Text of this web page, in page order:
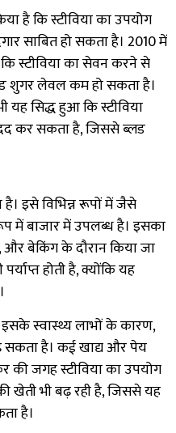
है कि स्टीविया का उपयोग
साबित हो सकता है। 2010में
स्टीविया का सेवन करने से
शुगर लेवल कम हो सकता है।
सिद्ध हुआ कि स्टीविया
कर सकता है,जिससे ब्लड
इसे विभिन्न रूपों में जैसे
बाजार में उपलब्ध है। इसका
,और बेकिंग के दौरान किया जा
होती है,क्योंकि यह
इसके स्वास्थ्य लाभों के कारण,
है। कई खाद्य और पेय
की जगह स्टीविया का उपयोग
खेती भी बढ़ रही है,जिससे यह
है।